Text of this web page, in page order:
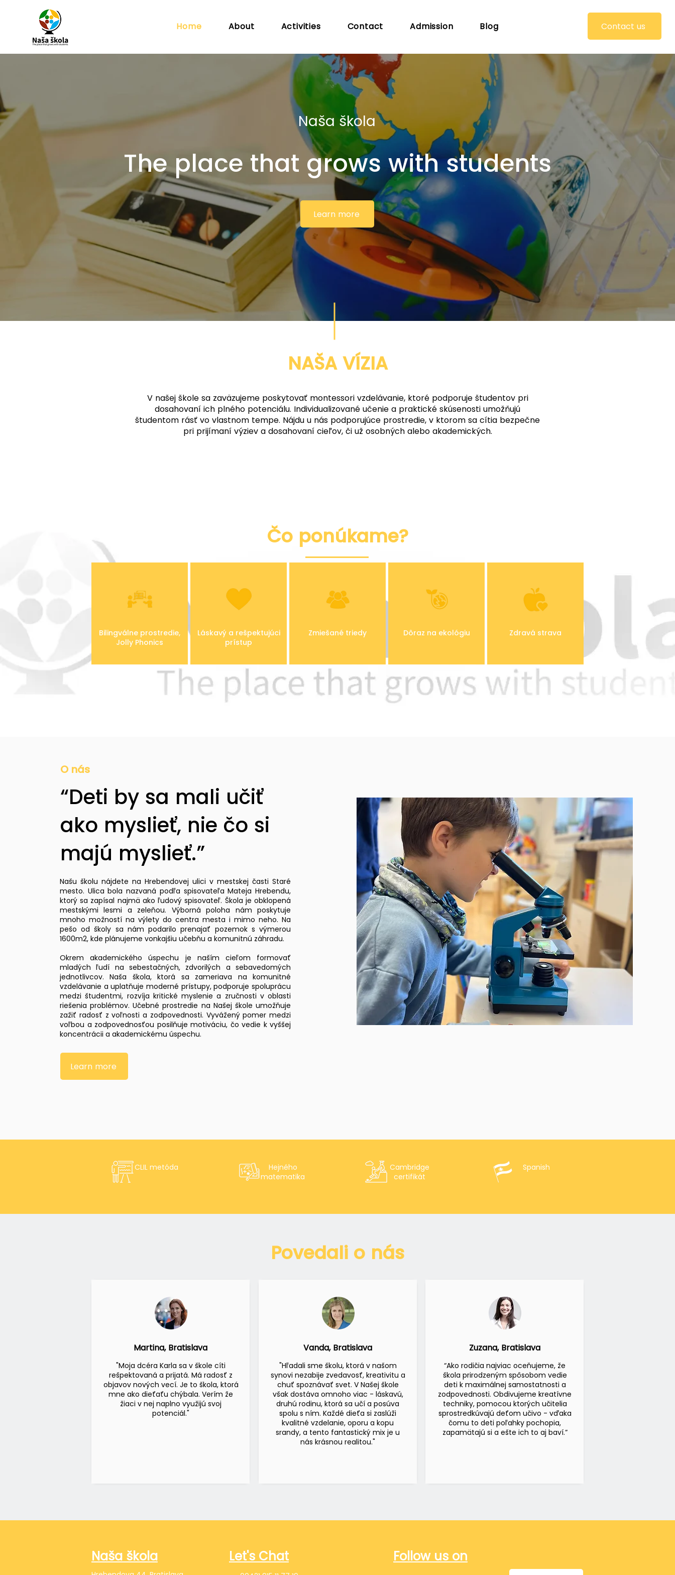
Home About Activities Contact Admission Blog Contact us
Learn more
Naša škola
The place that grows with students
NAŠA VÍZIA
V našej škole sa zaväzujeme poskytovať montessori vzdelávanie, ktoré podporuje študentov pri
dosahovaní ich plného potenciálu. Individualizované učenie a praktické skúsenosti umožňujú
študentom rásť vo vlastnom tempe. Nájdu u nás podporujúce prostredie, v ktorom sa cítia bezpečne
pri prijímaní výziev a dosahovaní cieľov, či už osobných alebo akademických.
Čo ponúkame?
Bilingválne prostredie,
Jolly Phonics
Láskavý a rešpektujúci
prístup
Zmiešané triedy Dôraz na ekológiu Zdravá strava
O nás
“Deti by sa mali učiť
ako myslieť, nie čo si
majú myslieť.”
Našu školu nájdete na Hrebendovej ulici v mestskej časti Staré
mesto. Ulica bola nazvaná podľa spisovateľa Mateja Hrebendu,
ktorý sa zapísal najmä ako ľudový spisovateľ. Škola je obklopená
mestskými lesmi a zeleňou. Výborná poloha nám poskytuje
mnoho možností na výlety do centra mesta i mimo neho. Na
pešo od školy sa nám podarilo prenajať pozemok s výmerou
1600m2, kde plánujeme vonkajšiu učebňu a komunitnú záhradu.
Okrem akademického úspechu je naším cieľom formovať
mladých ľudí na sebestačných, zdvorilých a sebavedomých
jednotlivcov. Naša škola, ktorá sa zameriava na komunitné
vzdelávanie a uplatňuje moderné prístupy, podporuje spoluprácu
medzi študentmi, rozvíja kritické myslenie a zručnosti v oblasti
riešenia problémov. Učebné prostredie na Našej škole umožňuje
zažiť radosť z voľnosti a zodpovednosti. Vyvážený pomer medzi
voľbou a zodpovednosťou posilňuje motiváciu, čo vedie k vyššej
koncentrácii a akademickému úspechu.
Learn more
CLIL metóda
Hejného
matematika
Cambridge
certifikát
Spanish
Povedali o nás
Martina, Bratislava
"Moja dcéra Karla sa v škole cíti
rešpektovaná a prijatá. Má radosť z
objavov nových vecí. Je to škola, ktorá
mne ako dieťaťu chýbala. Verím že
žiaci v nej naplno využijú svoj
potenciál."
Vanda, Bratislava
"Hľadali sme školu, ktorá v našom
synovi nezabije zvedavosť, kreativitu a
chuť spoznávať svet. V Našej škole
však dostáva omnoho viac - láskavú,
druhú rodinu, ktorá sa učí a posúva
spolu s ním. Každé dieťa si zaslúži
kvalitné vzdelanie, oporu a kopu
srandy, a tento fantastický mix je u
nás krásnou realitou."
Zuzana, Bratislava
“Ako rodičia najviac oceňujeme, že
škola prirodzeným spôsobom vedie
deti k maximálnej samostatnosti a
zodpovednosti. Obdivujeme kreatívne
techniky, pomocou ktorých učitelia
sprostredkúvajú deťom učivo - vďaka
čomu to deti poľahky pochopia,
zapamätajú si a ešte ich to aj baví.”
Naša škola Let's Chat Follow us on